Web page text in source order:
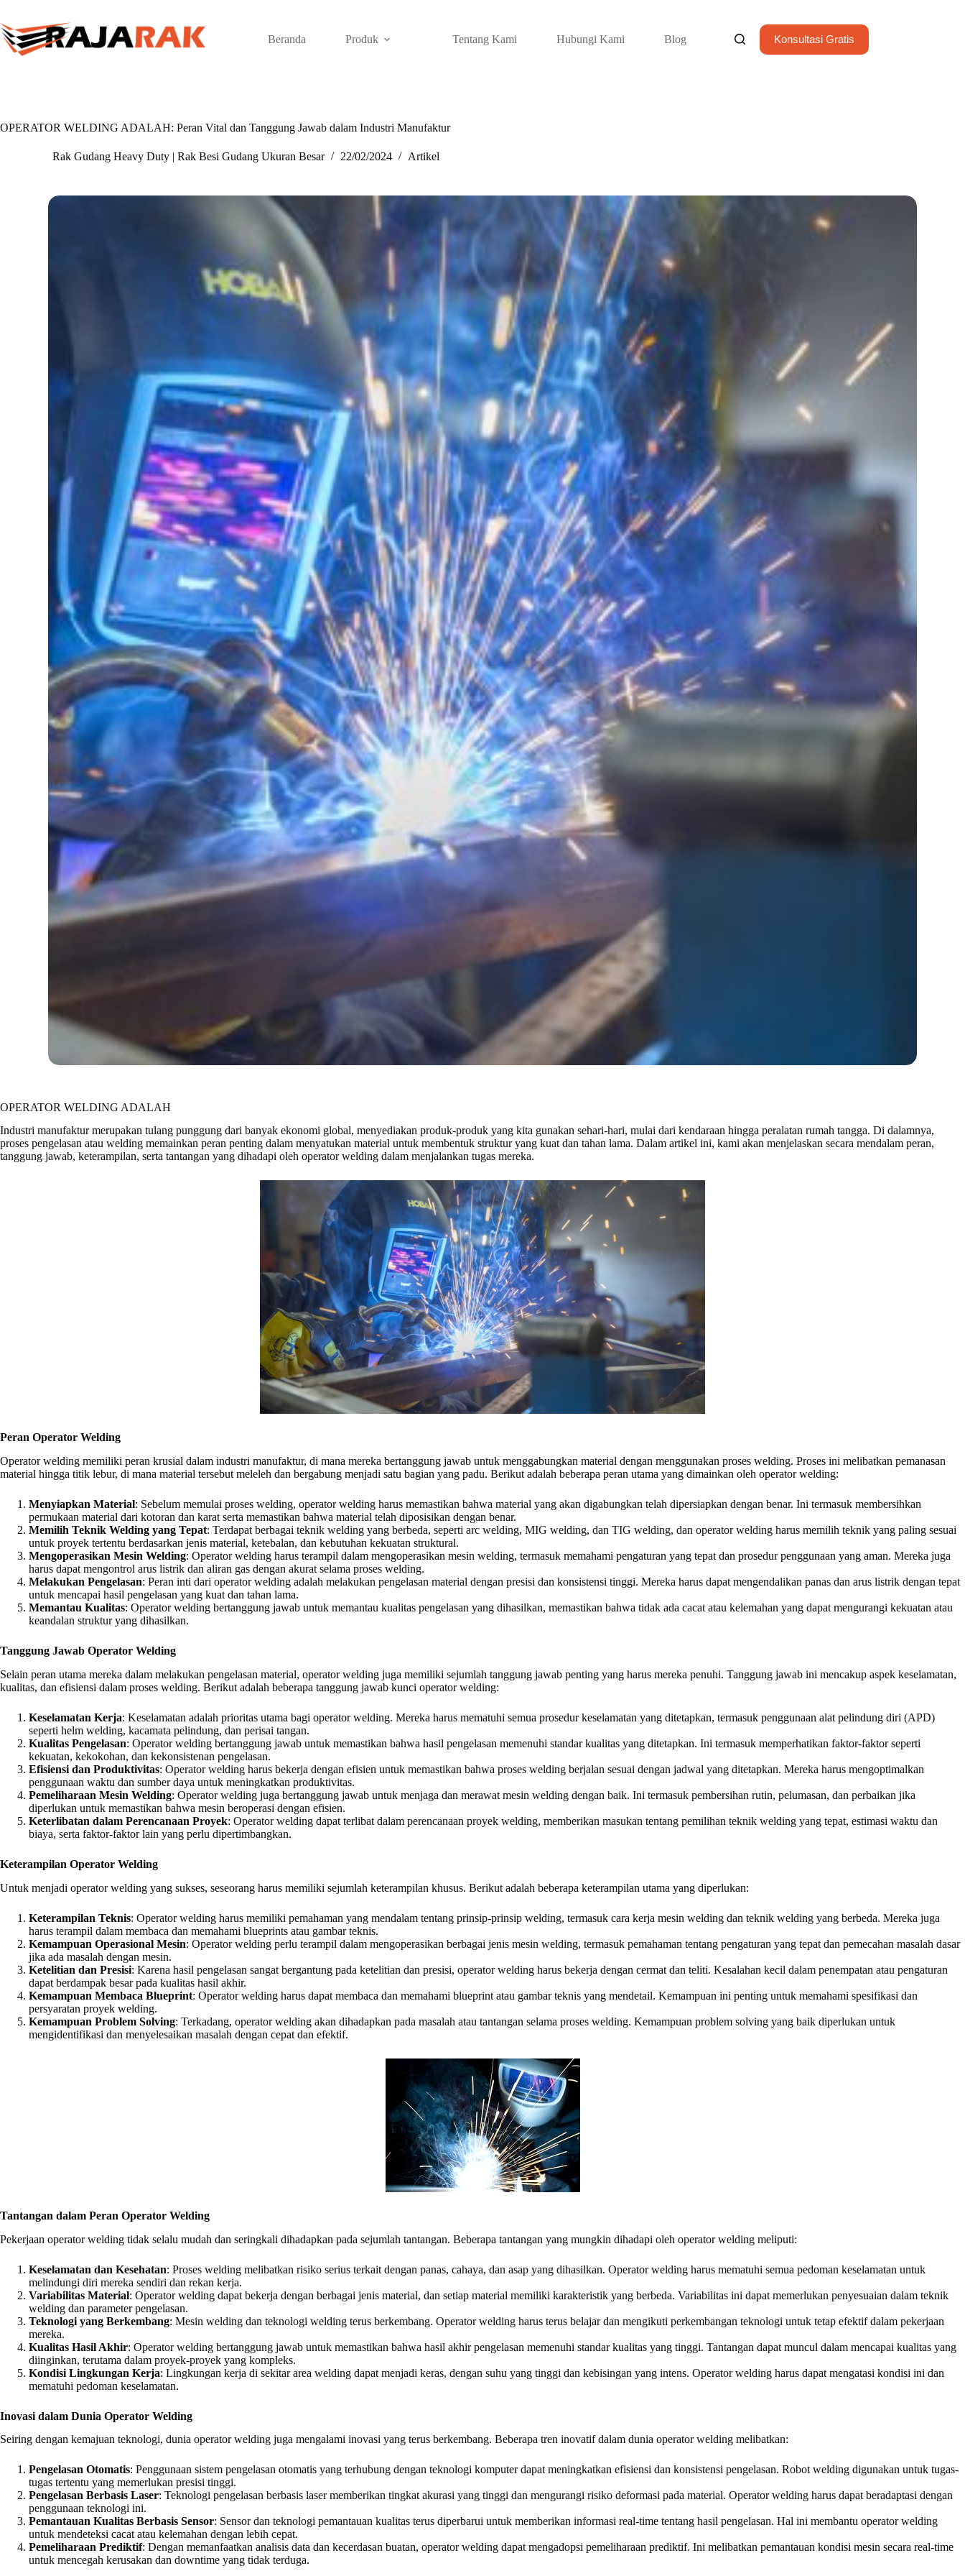
content
Beranda Produk Tentang Kami Hubungi Kami Blog Konsultasi Gratis
OPERATOR WELDING ADALAH: Peran Vital dan Tanggung Jawab dalam Industri Manufaktur
Rak Gudang Heavy Duty | Rak Besi Gudang Ukuran Besar 22/02/2024 Artikel
OPERATOR WELDING ADALAH
Industri manufaktur merupakan tulang punggung dari banyak ekonomi global, menyediakan produk-produk yang kita gunakan sehari-hari, mulai dari kendaraan hingga peralatan rumah tangga. Di dalamnya,
proses pengelasan atau welding memainkan peran penting dalam menyatukan material untuk membentuk struktur yang kuat dan tahan lama. Dalam artikel ini, kami akan menjelaskan secara mendalam peran,
tanggung jawab, keterampilan, serta tantangan yang dihadapi oleh operator welding dalam menjalankan tugas mereka.
Peran Operator Welding
Operator welding memiliki peran krusial dalam industri manufaktur, di mana mereka bertanggung jawab untuk menggabungkan material dengan menggunakan proses welding. Proses ini melibatkan pemanasan
material hingga titik lebur, di mana material tersebut meleleh dan bergabung menjadi satu bagian yang padu. Berikut adalah beberapa peran utama yang dimainkan oleh operator welding:
Menyiapkan Material: Sebelum memulai proses welding, operator welding harus memastikan bahwa material yang akan digabungkan telah dipersiapkan dengan benar. Ini termasuk membersihkan
permukaan material dari kotoran dan karat serta memastikan bahwa material telah diposisikan dengan benar.
Memilih Teknik Welding yang Tepat: Terdapat berbagai teknik welding yang berbeda, seperti arc welding, MIG welding, dan TIG welding, dan operator welding harus memilih teknik yang paling sesuai
untuk proyek tertentu berdasarkan jenis material, ketebalan, dan kebutuhan kekuatan struktural.
Mengoperasikan Mesin Welding: Operator welding harus terampil dalam mengoperasikan mesin welding, termasuk memahami pengaturan yang tepat dan prosedur penggunaan yang aman. Mereka juga
harus dapat mengontrol arus listrik dan aliran gas dengan akurat selama proses welding.
Melakukan Pengelasan: Peran inti dari operator welding adalah melakukan pengelasan material dengan presisi dan konsistensi tinggi. Mereka harus dapat mengendalikan panas dan arus listrik dengan tepat
untuk mencapai hasil pengelasan yang kuat dan tahan lama.
Memantau Kualitas: Operator welding bertanggung jawab untuk memantau kualitas pengelasan yang dihasilkan, memastikan bahwa tidak ada cacat atau kelemahan yang dapat mengurangi kekuatan atau
keandalan struktur yang dihasilkan.
Tanggung Jawab Operator Welding
Selain peran utama mereka dalam melakukan pengelasan material, operator welding juga memiliki sejumlah tanggung jawab penting yang harus mereka penuhi. Tanggung jawab ini mencakup aspek keselamatan,
kualitas, dan efisiensi dalam proses welding. Berikut adalah beberapa tanggung jawab kunci operator welding:
Keselamatan Kerja: Keselamatan adalah prioritas utama bagi operator welding. Mereka harus mematuhi semua prosedur keselamatan yang ditetapkan, termasuk penggunaan alat pelindung diri (APD)
seperti helm welding, kacamata pelindung, dan perisai tangan.
Kualitas Pengelasan: Operator welding bertanggung jawab untuk memastikan bahwa hasil pengelasan memenuhi standar kualitas yang ditetapkan. Ini termasuk memperhatikan faktor-faktor seperti
kekuatan, kekokohan, dan kekonsistenan pengelasan.
Efisiensi dan Produktivitas: Operator welding harus bekerja dengan efisien untuk memastikan bahwa proses welding berjalan sesuai dengan jadwal yang ditetapkan. Mereka harus mengoptimalkan
penggunaan waktu dan sumber daya untuk meningkatkan produktivitas.
Pemeliharaan Mesin Welding: Operator welding juga bertanggung jawab untuk menjaga dan merawat mesin welding dengan baik. Ini termasuk pembersihan rutin, pelumasan, dan perbaikan jika
diperlukan untuk memastikan bahwa mesin beroperasi dengan efisien.
Keterlibatan dalam Perencanaan Proyek: Operator welding dapat terlibat dalam perencanaan proyek welding, memberikan masukan tentang pemilihan teknik welding yang tepat, estimasi waktu dan
biaya, serta faktor-faktor lain yang perlu dipertimbangkan.
Keterampilan Operator Welding
Untuk menjadi operator welding yang sukses, seseorang harus memiliki sejumlah keterampilan khusus. Berikut adalah beberapa keterampilan utama yang diperlukan:
Keterampilan Teknis: Operator welding harus memiliki pemahaman yang mendalam tentang prinsip-prinsip welding, termasuk cara kerja mesin welding dan teknik welding yang berbeda. Mereka juga
harus terampil dalam membaca dan memahami blueprints atau gambar teknis.
Kemampuan Operasional Mesin: Operator welding perlu terampil dalam mengoperasikan berbagai jenis mesin welding, termasuk pemahaman tentang pengaturan yang tepat dan pemecahan masalah dasar
jika ada masalah dengan mesin.
Ketelitian dan Presisi: Karena hasil pengelasan sangat bergantung pada ketelitian dan presisi, operator welding harus bekerja dengan cermat dan teliti. Kesalahan kecil dalam penempatan atau pengaturan
dapat berdampak besar pada kualitas hasil akhir.
Kemampuan Membaca Blueprint: Operator welding harus dapat membaca dan memahami blueprint atau gambar teknis yang mendetail. Kemampuan ini penting untuk memahami spesifikasi dan
persyaratan proyek welding.
Kemampuan Problem Solving: Terkadang, operator welding akan dihadapkan pada masalah atau tantangan selama proses welding. Kemampuan problem solving yang baik diperlukan untuk
mengidentifikasi dan menyelesaikan masalah dengan cepat dan efektif.
Tantangan dalam Peran Operator Welding
Pekerjaan operator welding tidak selalu mudah dan seringkali dihadapkan pada sejumlah tantangan. Beberapa tantangan yang mungkin dihadapi oleh operator welding meliputi:
Keselamatan dan Kesehatan: Proses welding melibatkan risiko serius terkait dengan panas, cahaya, dan asap yang dihasilkan. Operator welding harus mematuhi semua pedoman keselamatan untuk
melindungi diri mereka sendiri dan rekan kerja.
Variabilitas Material: Operator welding dapat bekerja dengan berbagai jenis material, dan setiap material memiliki karakteristik yang berbeda. Variabilitas ini dapat memerlukan penyesuaian dalam teknik
welding dan parameter pengelasan.
Teknologi yang Berkembang: Mesin welding dan teknologi welding terus berkembang. Operator welding harus terus belajar dan mengikuti perkembangan teknologi untuk tetap efektif dalam pekerjaan
mereka.
Kualitas Hasil Akhir: Operator welding bertanggung jawab untuk memastikan bahwa hasil akhir pengelasan memenuhi standar kualitas yang tinggi. Tantangan dapat muncul dalam mencapai kualitas yang
diinginkan, terutama dalam proyek-proyek yang kompleks.
Kondisi Lingkungan Kerja: Lingkungan kerja di sekitar area welding dapat menjadi keras, dengan suhu yang tinggi dan kebisingan yang intens. Operator welding harus dapat mengatasi kondisi ini dan
mematuhi pedoman keselamatan.
Inovasi dalam Dunia Operator Welding
Seiring dengan kemajuan teknologi, dunia operator welding juga mengalami inovasi yang terus berkembang. Beberapa tren inovatif dalam dunia operator welding melibatkan:
Pengelasan Otomatis: Penggunaan sistem pengelasan otomatis yang terhubung dengan teknologi komputer dapat meningkatkan efisiensi dan konsistensi pengelasan. Robot welding digunakan untuk tugas-
tugas tertentu yang memerlukan presisi tinggi.
Pengelasan Berbasis Laser: Teknologi pengelasan berbasis laser memberikan tingkat akurasi yang tinggi dan mengurangi risiko deformasi pada material. Operator welding harus dapat beradaptasi dengan
penggunaan teknologi ini.
Pemantauan Kualitas Berbasis Sensor: Sensor dan teknologi pemantauan kualitas terus diperbarui untuk memberikan informasi real-time tentang hasil pengelasan. Hal ini membantu operator welding
untuk mendeteksi cacat atau kelemahan dengan lebih cepat.
Pemeliharaan Prediktif: Dengan memanfaatkan analisis data dan kecerdasan buatan, operator welding dapat mengadopsi pemeliharaan prediktif. Ini melibatkan pemantauan kondisi mesin secara real-time
untuk mencegah kerusakan dan downtime yang tidak terduga.